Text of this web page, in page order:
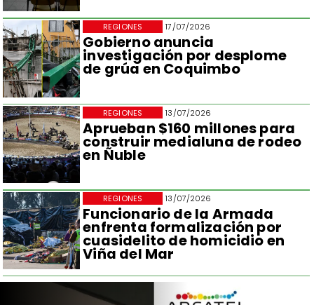
17/07/2026
Gobierno anuncia
investigación por desplome
de grúa en Coquimbo
REGIONES
13/07/2026
Aprueban $160 millones para
construir medialuna de rodeo
en Ñuble
REGIONES
13/07/2026
Funcionario de la Armada
enfrenta formalización por
cuasidelito de homicidio en
Viña del Mar
REGIONES